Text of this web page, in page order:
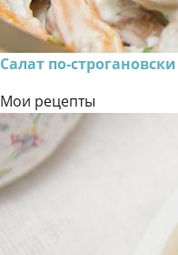
Салат по-строгановски
Мои рецепты